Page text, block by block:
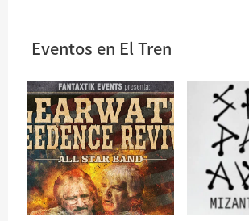
Eventos en El Tren